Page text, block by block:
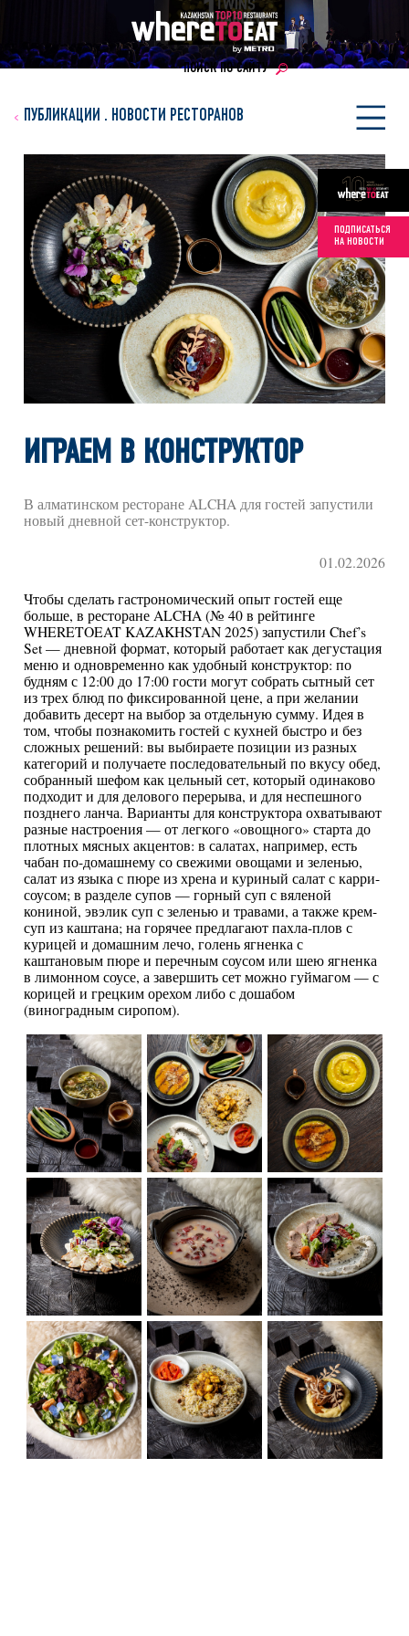
ПОИСК ПО САЙТУ
ПОДПИСАТЬСЯ
НА НОВОСТИ
ПУБЛИКАЦИИ . НОВОСТИ РЕСТОРАНОВ
ИГРАЕМ В КОНСТРУКТОР
В алматинском ресторане ALCHA для гостей запустили
новый дневной сет-конструктор.
01.02.2026
Чтобы сделать гастрономический опыт гостей еще
больше, в ресторане ALCHA (№ 40 в рейтинге
WHERETOEAT KAZAKHSTAN 2025) запустили Chef’s
Set — дневной формат, который работает как дегустация
меню и одновременно как удобный конструктор: по
будням с 12:00 до 17:00 гости могут собрать сытный сет
из трех блюд по фиксированной цене, а при желании
добавить десерт на выбор за отдельную сумму. Идея в
том, чтобы познакомить гостей с кухней быстро и без
сложных решений: вы выбираете позиции из разных
категорий и получаете последовательный по вкусу обед,
собранный шефом как цельный сет, который одинаково
подходит и для делового перерыва, и для неспешного
позднего ланча. Варианты для конструктора охватывают
разные настроения — от легкого «овощного» старта до
плотных мясных акцентов: в салатах, например, есть
чабан по-домашнему со свежими овощами и зеленью,
салат из языка с пюре из хрена и куриный салат с карри-
соусом; в разделе супов — горный суп с вяленой
кониной, эвэлик суп с зеленью и травами, а также крем-
суп из каштана; на горячее предлагают пахла-плов с
курицей и домашним лечо, голень ягненка с
каштановым пюре и перечным соусом или шею ягненка
в лимонном соусе, а завершить сет можно гуймагом — с
корицей и грецким орехом либо с дошабом
(виноградным сиропом).